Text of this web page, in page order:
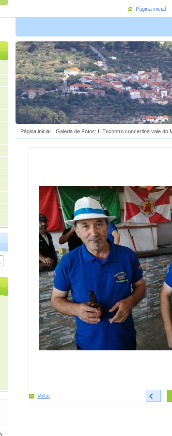
Página inicial | Galeria de Fotos: II Encontro concertina vale do
<
Voltar
Página inicial